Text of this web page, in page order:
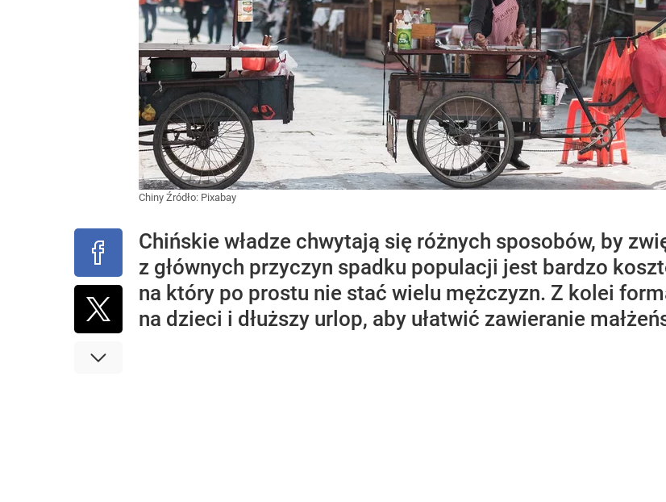
Chiny Źródło: Pixabay
Chińskie władze chwytają się różnych sposobów, by
z głównych przyczyn spadku populacji jest bardzo
na który po prostu nie stać wielu mężczyzn. Z kolei
na dzieci i dłuższy urlop, aby ułatwić zawieranie